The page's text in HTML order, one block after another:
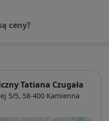
ceny?
Tatiana Czugała
5/5, 58-400 Kamienna